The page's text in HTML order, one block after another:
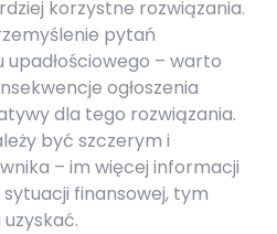
korzystne rozwiązania.
pytań
– warto
ogłoszenia
dla tego rozwiązania.
być szczerym i
– im więcej informacji
finansowej, tym